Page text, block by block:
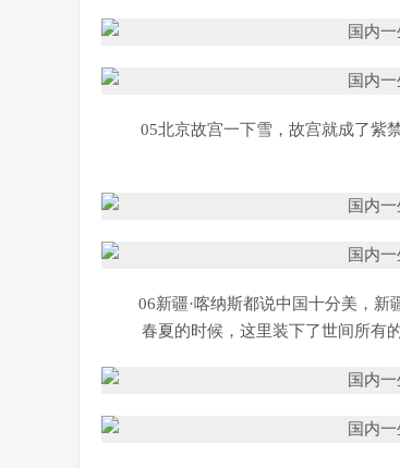
05北京故宫一下雪，故宫就成了紫
06新疆·喀纳斯都说中国十分美，新
春夏的时候，这里装下了世间所有